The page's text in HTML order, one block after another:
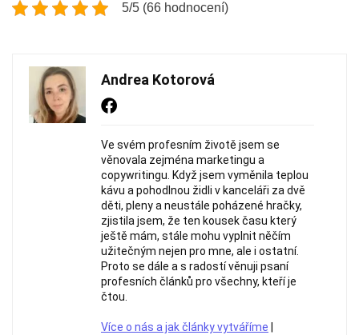
5/5 (66 hodnocení)
Andrea Kotorová
Ve svém profesním životě jsem se
věnovala zejména marketingu a
copywritingu. Když jsem vyměnila teplou
kávu a pohodlnou židli v kanceláři za dvě
děti, pleny a neustále poházené hračky,
zjistila jsem, že ten kousek času který
ještě mám, stále mohu vyplnit něčím
užitečným nejen pro mne, ale i ostatní.
Proto se dále a s radostí věnuji psaní
profesních článků pro všechny, kteří je
čtou.
Více o nás a jak články vytváříme